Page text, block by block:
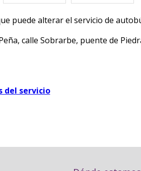
puede alterar el servicio de
calle Sobrarbe, puente de
del servicio